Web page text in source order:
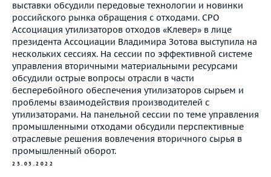
выставки обсудили передовые технологии и новинки
российского рынка обращения с отходами. СРО
Ассоциация утилизаторов отходов «Клевер» в лице
президента Ассоциации Владимира Зотова выступила на
нескольких сессиях. На сессии по эффективной системе
управления вторичными материальными ресурсами
обсудили острые вопросы отрасли в части
бесперебойного обеспечения утилизаторов сырьем и
проблемы взаимодействия производителей с
утилизаторами. На панельной сессии по теме управления
промышленными отходами обсудили перспективные
отраслевые решения вовлечения вторичного сырья в
промышленный оборот.
23.03.2022